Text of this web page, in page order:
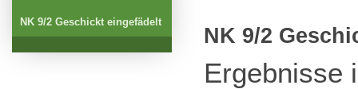
NK 9/2 Geschickt eingefädelt
NK 9/2
Ergebnisse